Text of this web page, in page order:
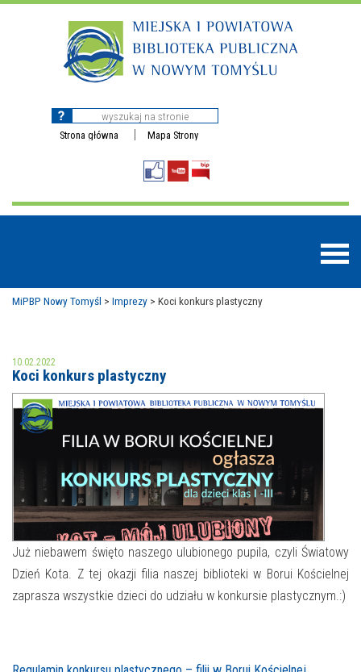
Strona główna Mapa Strony
MOJE KONTO
AKTUALNOŚCI
NAJBLIŻSZE WYDARZENIA
WYDARZENIA BIEŻĄCE
WYDARZYŁO SIĘ
NASZA OFERTA
STREFA WIEDZY O REGIONIE
STREFA KOLORU
FORMY STAŁE
NASZE FILIE
MiPBP Nowy Tomyśl > Imprezy > Koci konkurs plastyczny
10.02.2022
Koci konkurs plastyczny
Już niebawem święto naszego ulubionego pupila, czyli Światowy
Dzień Kota. Z tej okazji filia naszej biblioteki w Borui Kościelnej
zaprasza wszystkie dzieci do udziału w konkursie plastycznym.:)